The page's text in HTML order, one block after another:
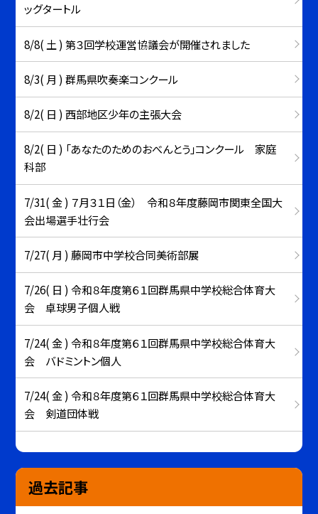
ッグタートル
8/8( 土 ) 第３回学校運営協議会が開催されました
8/3( 月 ) 群馬県吹奏楽コンクール
8/2( 日 ) 西部地区少年の主張大会
8/2( 日 ) 「あなたのためのおべんとう」コンクール 家庭
科部
7/31( 金 ) ７月３１日（金） 令和８年度藤岡市関東全国大
会出場選手壮行会
7/27( 月 ) 藤岡市中学校合同美術部展
7/26( 日 ) 令和８年度第６１回群馬県中学校総合体育大
会 卓球男子個人戦
7/24( 金 ) 令和８年度第６１回群馬県中学校総合体育大
会 バドミントン個人
7/24( 金 ) 令和８年度第６１回群馬県中学校総合体育大
会 剣道団体戦
過去記事